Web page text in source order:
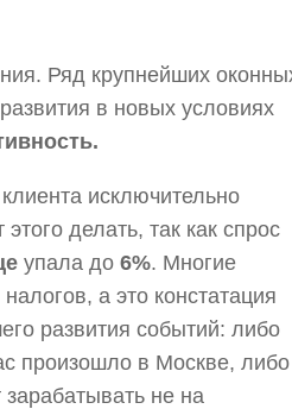
Ряд крупнейших
в новых условиях
исключительно
делать, так как спрос
упала до 6%. Многие
а это констатация
развития событий: либо
произошло в Москве, либо
не на